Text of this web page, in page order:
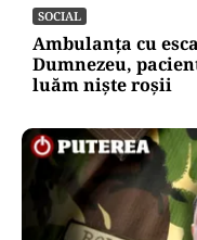
SOCIAL
Ambulanța cu
Dumnezeu,
luăm niște roșii